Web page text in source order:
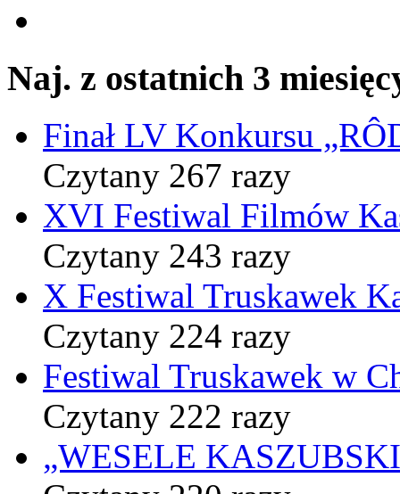
Naj. z ostatnich 3
Finał LV Konkursu
Czytany 267 razy
XVI Festiwal Filmów
Czytany 243 razy
X Festiwal Truskawek
Czytany 224 razy
Festiwal Truskawek w
Czytany 222 razy
„WESELE